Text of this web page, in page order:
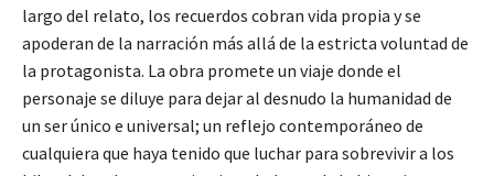
largo del relato, los recuerdos cobran vida propia y se
apoderan de la narración más allá de la estricta voluntad de
la protagonista. La obra promete un viaje donde el
personaje se diluye para dejar al desnudo la humanidad de
un ser único e universal; un reflejo contemporáneo de
cualquiera que haya tenido que luchar para sobrevivir a los